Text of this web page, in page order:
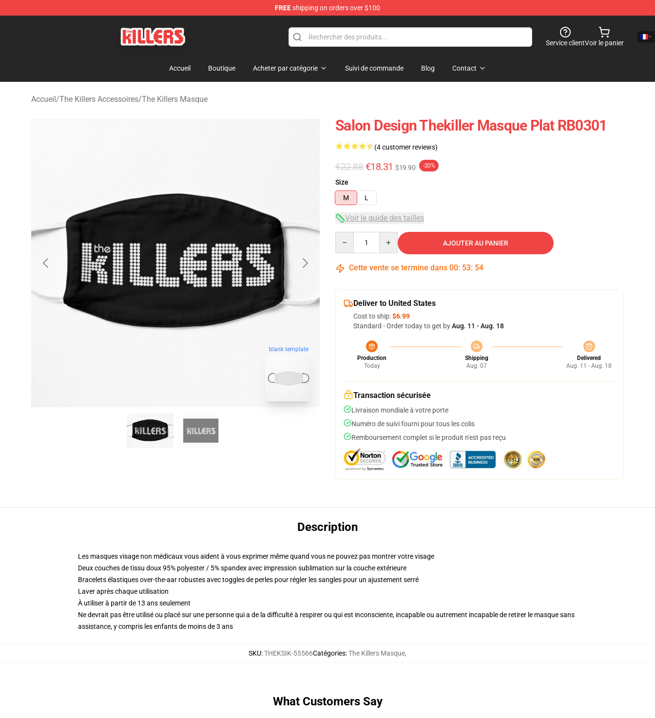
FREEshipping on orders over $100
Service clientVoir le panier
Accueil Boutique Acheter par catégorie Suivi de commande Blog Contact
Accueil/The Killers Accessoires/The Killers Masque
blank template
Salon Design Thekiller Masque Plat RB0301
(4 customer reviews)
€22.88 €18.31 $19.90 -20%
Size
M
L
Voir le guide des tailles
AJOUTER AU PANIER
Cette vente se termine dans 00: 53: 53
Deliver to United States
Cost to ship:$6.99
Standard - Order today to get byAug. 11 - Aug. 18
Production
Today
Shipping
Aug. 07
Delivered
Aug. 11 - Aug. 18
Transaction sécurisée
Livraison mondiale à votre porte
Numéro de suivi fourni pour tous les colis
Remboursement complet si le produit n'est pas reçu
Description
Les masques visage non médicaux vous aident à vous exprimer même quand vous ne pouvez pas montrer votre visage
Deux couches de tissu doux 95% polyester / 5% spandex avec impression sublimation sur la couche extérieure
Bracelets élastiques over-the-aar robustes avec toggles de perles pour régler les sangles pour un ajustement serré
Laver après chaque utilisation
À utiliser à partir de 13 ans seulement
Ne devrait pas être utilisé ou placé sur une personne qui a de la difficulté à respirer ou qui est inconsciente, incapable ou autrement incapable de retirer le masque sans
assistance, y compris les enfants de moins de 3 ans
SKU:THEKSIK-55566Catégories:The Killers Masque,
What Customers Say